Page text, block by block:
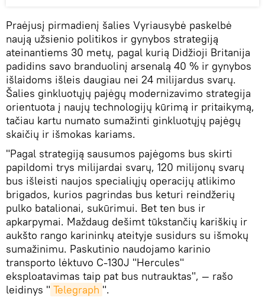
Praėjusį pirmadienį šalies Vyriausybė paskelbė
naują užsienio politikos ir gynybos strategiją
ateinantiems 30 metų, pagal kurią Didžioji Britanija
padidins savo branduolinį arsenalą 40 % ir gynybos
išlaidoms išleis daugiau nei 24 milijardus svarų.
Šalies ginkluotųjų pajėgų modernizavimo strategija
orientuota į naujų technologijų kūrimą ir pritaikymą,
tačiau kartu numato sumažinti ginkluotųjų pajėgų
skaičių ir išmokas kariams.
"Pagal strategiją sausumos pajėgoms bus skirti
papildomi trys milijardai svarų, 120 milijonų svarų
bus išleisti naujos specialiųjų operacijų atlikimo
brigados, kurios pagrindas bus keturi reindžerių
pulko batalionai, sukūrimui. Bet ten bus ir
apkarpymai. Maždaug dešimt tūkstančių kariškių ir
aukšto rango karininkų ateityje susidurs su išmokų
sumažinimu. Paskutinio naudojamo karinio
transporto lėktuvo C-130J "Hercules"
eksploatavimas taip pat bus nutrauktas", — rašo
leidinys " Telegraph ".